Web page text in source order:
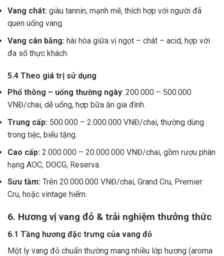
Vang chát: giàu tannin, mạnh mẽ, thích hợp với người đã
quen uống vang.
Vang cân bằng: hài hòa giữa vị ngọt – chát – acid, hợp với
đa số thực khách.
5.4 Theo giá trị sử dụng
Phổ thông – uống thường ngày: 200.000 – 500.000
VNĐ/chai, dễ uống, hợp bữa ăn gia đình.
Trung cấp: 500.000 – 2.000.000 VNĐ/chai, thường dùng
trong tiệc, biếu tặng.
Cao cấp: 2.000.000 – 20.000.000 VNĐ/chai, gồm rượu phân
hạng AOC, DOCG, Reserva.
Sưu tầm: Trên 20.000.000 VNĐ/chai, Grand Cru, Premier
Cru, hoặc vintage hiếm.
6. Hương vị vang đỏ & trải nghiệm thưởng thức
6.1 Tầng hương đặc trưng của vang đỏ
Một ly vang đỏ chuẩn thường mang nhiều lớp hương (aroma